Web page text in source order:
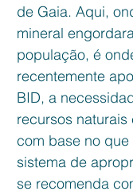
de Gaia. Aqui,
mineral
população, é
recentemente
BID, a
recursos
com base no
sistema de
se recomenda